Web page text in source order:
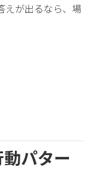
が出るなら、場
パター